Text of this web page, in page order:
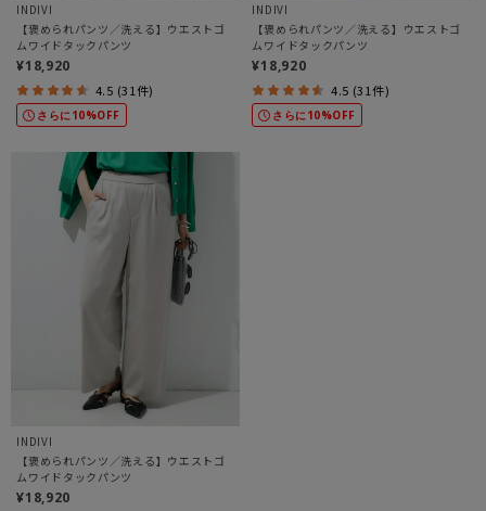
INDIVI
【褒められパンツ／洗える】ウエストゴ
ムワイドタックパンツ
¥18,920
4.5 (31件)
さらに10%OFF
INDIVI
【褒められパンツ／洗える】ウエストゴ
ムワイドタックパンツ
¥18,920
4.5 (31件)
さらに10%OFF
INDIVI
【褒められパンツ／洗える】ウエストゴ
ムワイドタックパンツ
¥18,920